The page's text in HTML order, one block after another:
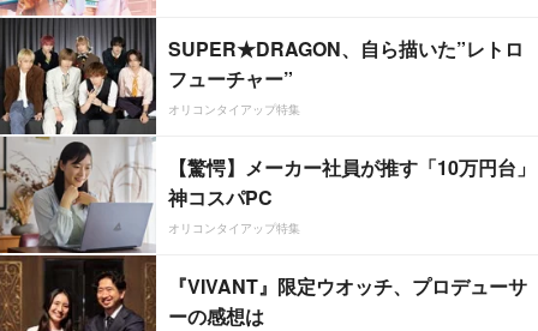
SUPER★DRAGON、自ら描いた”レトロ
フューチャー”
オリコンタイアップ特集
【驚愕】メーカー社員が推す「10万円台」
神コスパPC
オリコンタイアップ特集
『VIVANT』限定ウオッチ、プロデューサ
ーの感想は